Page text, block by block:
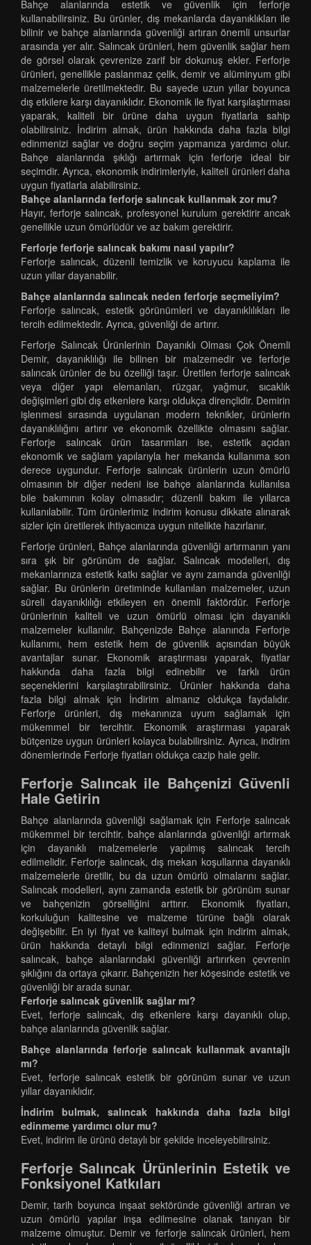
Bahçe alanlarında estetik ve güvenlik için ferforje
kullanabilirsiniz. Bu ürünler, dış mekanlarda dayanıklıkları ile
bilinir ve bahçe alanlarında güvenliği artıran önemli unsurlar
arasında yer alır. Salıncak ürünleri, hem güvenlik sağlar hem
de görsel olarak çevrenize zarif bir dokunuş ekler. Ferforje
ürünleri, genellikle paslanmaz çelik, demir ve alüminyum gibi
malzemelerle üretilmektedir. Bu sayede uzun yıllar boyunca
dış etkilere karşı dayanıklıdır. Ekonomik ile fiyat karşılaştırması
yaparak, kaliteli bir ürüne daha uygun fiyatlarla sahip
olabilirsiniz. İndirim almak, ürün hakkında daha fazla bilgi
edinmenizi sağlar ve doğru seçim yapmanıza yardımcı olur.
Bahçe alanlarında şıklığı artırmak için ferforje ideal bir
seçimdir. Ayrıca, ekonomik indirimleriyle, kaliteli ürünleri daha
uygun fiyatlarla alabilirsiniz.
Bahçe alanlarında ferforje salıncak kullanmak zor mu?
Hayır, ferforje salıncak, profesyonel kurulum gerektirir ancak
genellikle uzun ömürlüdür ve az bakım gerektirir.
Ferforje ferforje salıncak bakımı nasıl yapılır?
Ferforje salıncak, düzenli temizlik ve koruyucu kaplama ile
uzun yıllar dayanabilir.
Bahçe alanlarında salıncak neden ferforje seçmeliyim?
Ferforje salıncak, estetik görünümleri ve dayanıklılıkları ile
tercih edilmektedir. Ayrıca, güvenliği de artırır.
Ferforje Salıncak Ürünlerinin Dayanıklı Olması Çok Önemli
Demir, dayanıklılığı ile bilinen bir malzemedir ve ferforje
salıncak ürünler de bu özelliği taşır. Üretilen ferforje salıncak
veya diğer yapı elemanları, rüzgar, yağmur, sıcaklık
değişimleri gibi dış etkenlere karşı oldukça dirençlidir. Demirin
işlenmesi sırasında uygulanan modern teknikler, ürünlerin
dayanıklılığını artırır ve ekonomik özellikte olmasını sağlar.
Ferforje salıncak ürün tasarımları ise, estetik açıdan
ekonomik ve sağlam yapılarıyla her mekanda kullanıma son
derece uygundur. Ferforje salıncak ürünlerin uzun ömürlü
olmasının bir diğer nedeni ise bahçe alanlarında kullanılsa
bile bakımının kolay olmasıdır; düzenli bakım ile yıllarca
kullanılabilir. Tüm ürünlerimiz indirim konusu dikkate alınarak
sizler için üretilerek ihtiyacınıza uygun nitelikte hazırlanır.
Ferforje ürünleri, Bahçe alanlarında güvenliği artırmanın yanı
sıra şık bir görünüm de sağlar. Salıncak modelleri, dış
mekanlarınıza estetik katkı sağlar ve aynı zamanda güvenliği
sağlar. Bu ürünlerin üretiminde kullanılan malzemeler, uzun
süreli dayanıklılığı etkileyen en önemli faktördür. Ferforje
ürünlerinin kaliteli ve uzun ömürlü olması için dayanıklı
malzemeler kullanılır. Bahçenizde Bahçe alanında Ferforje
kullanımı, hem estetik hem de güvenlik açısından büyük
avantajlar sunar. Ekonomik araştırması yaparak, fiyatlar
hakkında daha fazla bilgi edinebilir ve farklı ürün
seçeneklerini karşılaştırabilirsiniz. Ürünler hakkında daha
fazla bilgi almak için İndirim almanız oldukça faydalıdır.
Ferforje ürünleri, dış mekanınıza uyum sağlamak için
mükemmel bir tercihtir. Ekonomik araştırması yaparak
bütçenize uygun ürünleri kolayca bulabilirsiniz. Ayrıca, indirim
dönemlerinde Ferforje fiyatları oldukça cazip hale gelir.
Ferforje Salıncak ile Bahçenizi Güvenli
Hale Getirin
Bahçe alanlarında güvenliği sağlamak için Ferforje salıncak
mükemmel bir tercihtir. bahçe alanlarında güvenliği artırmak
için dayanıklı malzemelerle yapılmış salıncak tercih
edilmelidir. Ferforje salıncak, dış mekan koşullarına dayanıklı
malzemelerle üretilir, bu da uzun ömürlü olmalarını sağlar.
Salıncak modelleri, aynı zamanda estetik bir görünüm sunar
ve bahçenizin görselliğini arttırır. Ekonomik fiyatları,
korkuluğun kalitesine ve malzeme türüne bağlı olarak
değişebilir. En iyi fiyat ve kaliteyi bulmak için indirim almak,
ürün hakkında detaylı bilgi edinmenizi sağlar. Ferforje
salıncak, bahçe alanlarındaki güvenliği artırırken çevrenin
şıklığını da ortaya çıkarır. Bahçenizin her köşesinde estetik ve
güvenliği bir arada sunar.
Ferforje salıncak güvenlik sağlar mı?
Evet, ferforje salıncak, dış etkenlere karşı dayanıklı olup,
bahçe alanlarında güvenlik sağlar.
Bahçe alanlarında ferforje salıncak kullanmak avantajlı
mı?
Evet, ferforje salıncak estetik bir görünüm sunar ve uzun
yıllar dayanıklıdır.
İndirim bulmak, salıncak hakkında daha fazla bilgi
edinmeme yardımcı olur mu?
Evet, indirim ile ürünü detaylı bir şekilde inceleyebilirsiniz.
Ferforje Salıncak Ürünlerinin Estetik ve
Fonksiyonel Katkıları
Demir, tarih boyunca inşaat sektöründe güvenliği artıran ve
uzun ömürlü yapılar inşa edilmesine olanak tanıyan bir
malzeme olmuştur. Demir ve ferforje salıncak ürünleri, hem